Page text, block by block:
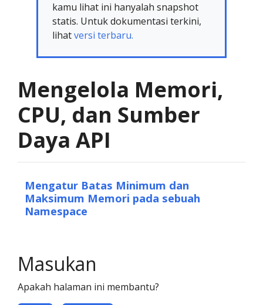
kamu lihat ini hanyalah snapshot
statis. Untuk dokumentasi terkini,
lihatversi terbaru.
Mengelola Memori,
CPU, dan Sumber
Daya API
Mengatur Batas Minimum dan
Maksimum Memori pada sebuah
Namespace
Masukan
Apakah halaman ini membantu?